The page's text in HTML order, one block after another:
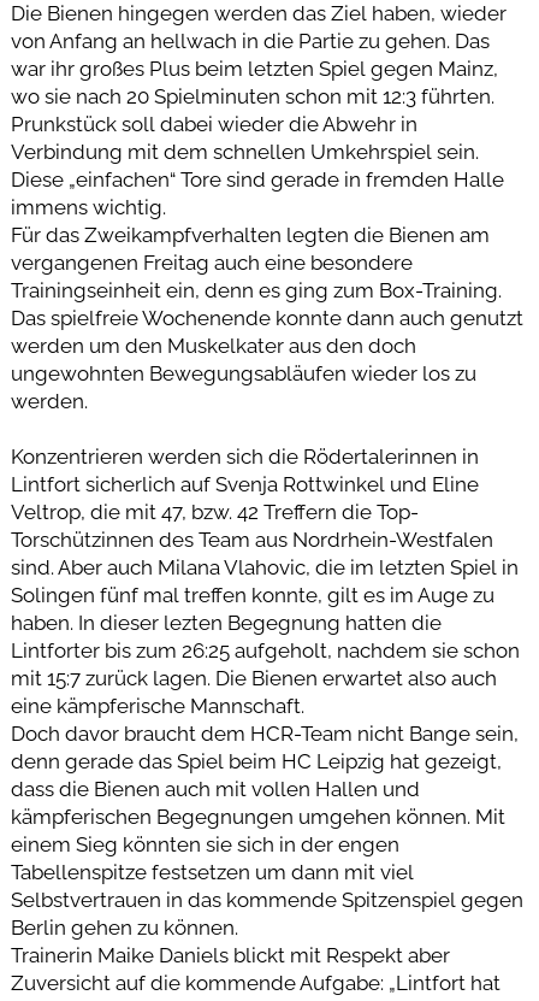
Die Bienen hingegen werden das Ziel haben, wieder
von Anfang an hellwach in die Partie zu gehen. Das
war ihr großes Plus beim letzten Spiel gegen Mainz,
wo sie nach 20 Spielminuten schon mit 12:3 führten.
Prunkstück soll dabei wieder die Abwehr in
Verbindung mit dem schnellen Umkehrspiel sein.
Diese „einfachen“ Tore sind gerade in fremden Halle
immens wichtig.
Für das Zweikampfverhalten legten die Bienen am
vergangenen Freitag auch eine besondere
Trainingseinheit ein, denn es ging zum Box-Training.
Das spielfreie Wochenende konnte dann auch genutzt
werden um den Muskelkater aus den doch
ungewohnten Bewegungsabläufen wieder los zu
werden.
Konzentrieren werden sich die Rödertalerinnen in
Lintfort sicherlich auf Svenja Rottwinkel und Eline
Veltrop, die mit 47, bzw. 42 Treffern die Top-
Torschützinnen des Team aus Nordrhein-Westfalen
sind. Aber auch Milana Vlahovic, die im letzten Spiel in
Solingen fünf mal treffen konnte, gilt es im Auge zu
haben. In dieser lezten Begegnung hatten die
Lintforter bis zum 26:25 aufgeholt, nachdem sie schon
mit 15:7 zurück lagen. Die Bienen erwartet also auch
eine kämpferische Mannschaft.
Doch davor braucht dem HCR-Team nicht Bange sein,
denn gerade das Spiel beim HC Leipzig hat gezeigt,
dass die Bienen auch mit vollen Hallen und
kämpferischen Begegnungen umgehen können. Mit
einem Sieg könnten sie sich in der engen
Tabellenspitze festsetzen um dann mit viel
Selbstvertrauen in das kommende Spitzenspiel gegen
Berlin gehen zu können.
Trainerin Maike Daniels blickt mit Respekt aber
Zuversicht auf die kommende Aufgabe: „Lintfort hat